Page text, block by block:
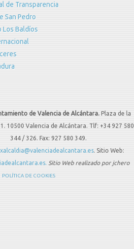
de Transparencia
San Pedro
Los Baldíos
de Valencia de Alcántara. Plaza de la
10500 Valencia de Alcántara. Tlf: +34 927 580
344 / 326. Fax: 927 580 349.
. Sitio Web:
Sitio Web realizado por jchero
POLÍTICA DE COOKIES